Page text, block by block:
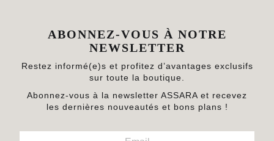
ABONNEZ-VOUS À NOTRE
NEWSLETTER
Restez informé(e)s et profitez d’avantages exclusifs
sur toute la boutique.
Abonnez-vous à la newsletter ASSARA et recevez
les dernières nouveautés et bons plans !